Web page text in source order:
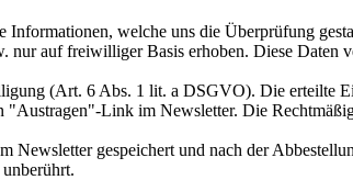
welche uns die Überprüfung
nur auf freiwilliger Basis erhoben. Diese Daten
(Art. 6 Abs. 1 lit. a DSGVO). Die erteilte
Link im Newsletter. Die
gespeichert und nach der